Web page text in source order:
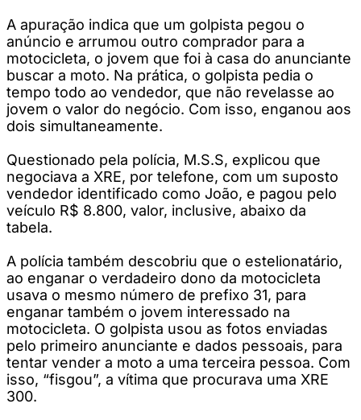
A apuração indica que um golpista pegou o
anúncio e arrumou outro comprador para a
motocicleta, o jovem que foi à casa do anunciante
buscar a moto. Na prática, o golpista pedia o
tempo todo ao vendedor, que não revelasse ao
jovem o valor do negócio. Com isso, enganou aos
dois simultaneamente.
Questionado pela polícia, M.S.S, explicou que
negociava a XRE, por telefone, com um suposto
vendedor identificado como João, e pagou pelo
veículo R$ 8.800, valor, inclusive, abaixo da
tabela.
A polícia também descobriu que o estelionatário,
ao enganar o verdadeiro dono da motocicleta
usava o mesmo número de prefixo 31, para
enganar também o jovem interessado na
motocicleta. O golpista usou as fotos enviadas
pelo primeiro anunciante e dados pessoais, para
tentar vender a moto a uma terceira pessoa. Com
isso, “fisgou”, a vítima que procurava uma XRE
300.